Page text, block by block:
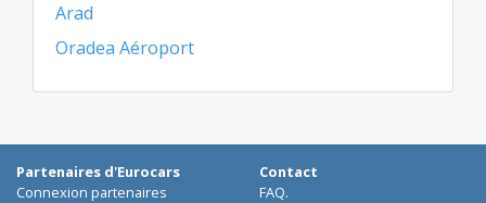
Arad
Oradea Aéroport
Partenaires d'Eurocars
Connexion partenaires
Contact
FAQ.